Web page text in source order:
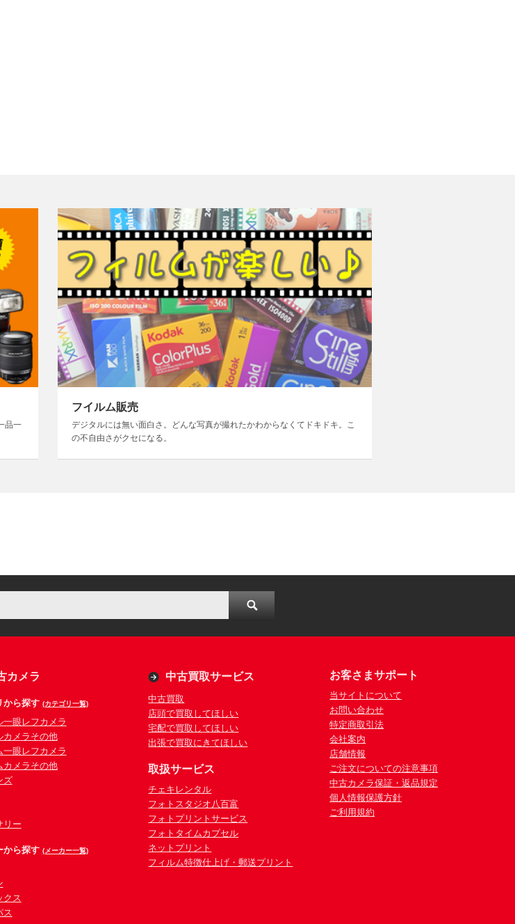
品一
フイルム販売
デジタルには無い面白さ。どんな写真が撮れたかわからなくてドキドキ。こ
の不自由さがクセになる。
カメラ
から探す (カテゴリ一覧)
一眼レフカメラ
カメラその他
一眼レフカメラ
カメラその他
ズ
リー
から探す (メーカー一覧)
クス
ス
中古買取サービス
中古買取
店頭で買取してほしい
宅配で買取してほしい
出張で買取にきてほしい
取扱サービス
チェキレンタル
フォトスタジオ八百富
フォトプリントサービス
フォトタイムカプセル
ネットプリント
フィルム特徴仕上げ・郵送プリント
お客さまサポート
当サイトについて
お問い合わせ
特定商取引法
会社案内
店舗情報
ご注文についての注意事項
中古カメラ保証・返品規定
個人情報保護方針
ご利用規約